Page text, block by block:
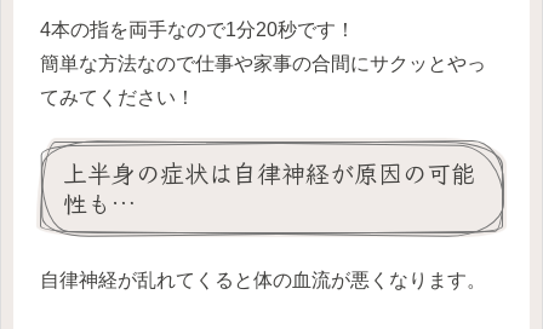
4本の指を両手なので1分20秒です！
簡単な方法なので仕事や家事の合間にサクッとやっ
てみてください！
上半身の症状は自律神経が原因の可能
性も…
自律神経が乱れてくると体の血流が悪くなります。